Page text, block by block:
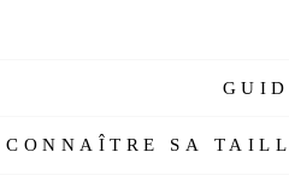
couleur avec des nuances
, l'une des
CONNAÎTRE SA